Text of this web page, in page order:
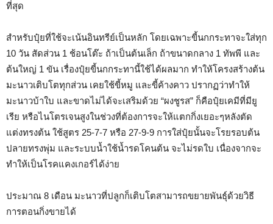
ที่สุด
สำหรับปุ๋ยที่ใช้จะเน้นอินทรีย์เป็นหลัก โดยเฉพาะขี้นกกระทาจะใส่ทุก
10 วัน สัดส่วน 1 ช้อนโต๊ะ ถ้าเป็นต้นเล็ก ถ้าขนาดกลาง 1 ทัพพี และ
ต้นใหญ่ 1 ขัน เรื่องปุ๋ยขี้นกกระทานี้ใช้ได้ผลมาก ทำให้โครงสร้างต้น
มะนาวเติบโตทุกส่วน เคยใช้ขี้หมู และขี้ค้างคาว ปรากฏว่าทำให้
มะนาวบ้าใบ และขาดไม่ได้จะเสริมด้วย “ผงชูรส” ก็คือปุ๋ยเคมีที่มียู
เรีย หรือไนโตรเจนสูงในช่วงที่ต้องการจะให้แตกกิ่งเยอะๆหลังตัด
แต่งทรงต้น ใช้สูตร 25-7-7 หรือ 27-9-9 การใส่ปุ๋ยนั้นจะโรยรอบต้น
ปลายทรงพุ่ม และระบบน้ำใช้น้ำรดโคนต้น จะไม่รดใบ เนื่องจากจะ
ทำให้เป็นโรคแคงเกอร์ได้ง่าย
ประมาณ 8 เดือน มะนาวที่ปลูกก็เติบโตสามารถขยายพันธุ์ด้วยวิธี
การตอนกิ่งขายได้